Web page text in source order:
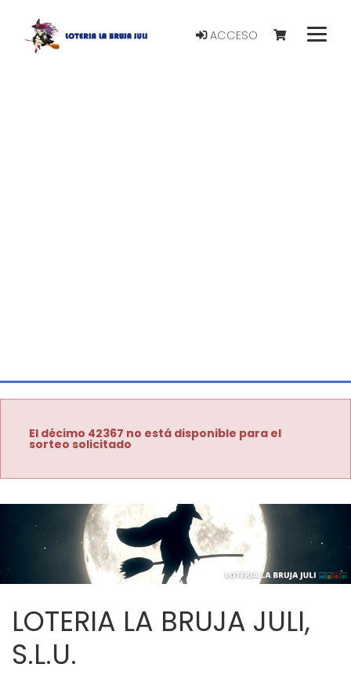
ACCESO
El décimo 42367 no está disponible para el
sorteo solicitado
LOTERIA LA BRUJA JULI,
S.L.U.